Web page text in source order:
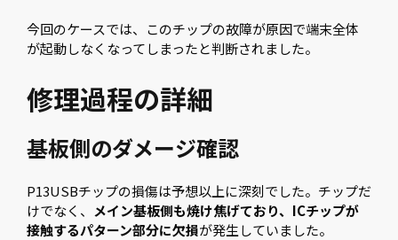
今回のケースでは、このチップの故障が原因で端末全体
が起動しなくなってしまったと判断されました。
修理過程の詳細
基板側のダメージ確認
P13USBチップの損傷は予想以上に深刻でした。チップだ
けでなく、 メイン基板側も焼け焦げており、ICチップが
接触するパターン部分に欠損が発生していました。